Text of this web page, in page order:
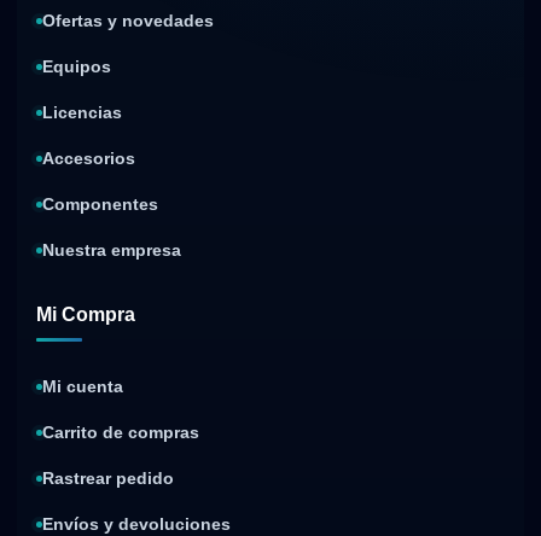
Ofertas y novedades
Equipos
Licencias
Accesorios
Componentes
Nuestra empresa
Mi Compra
Mi cuenta
Carrito de compras
Rastrear pedido
Envíos y devoluciones